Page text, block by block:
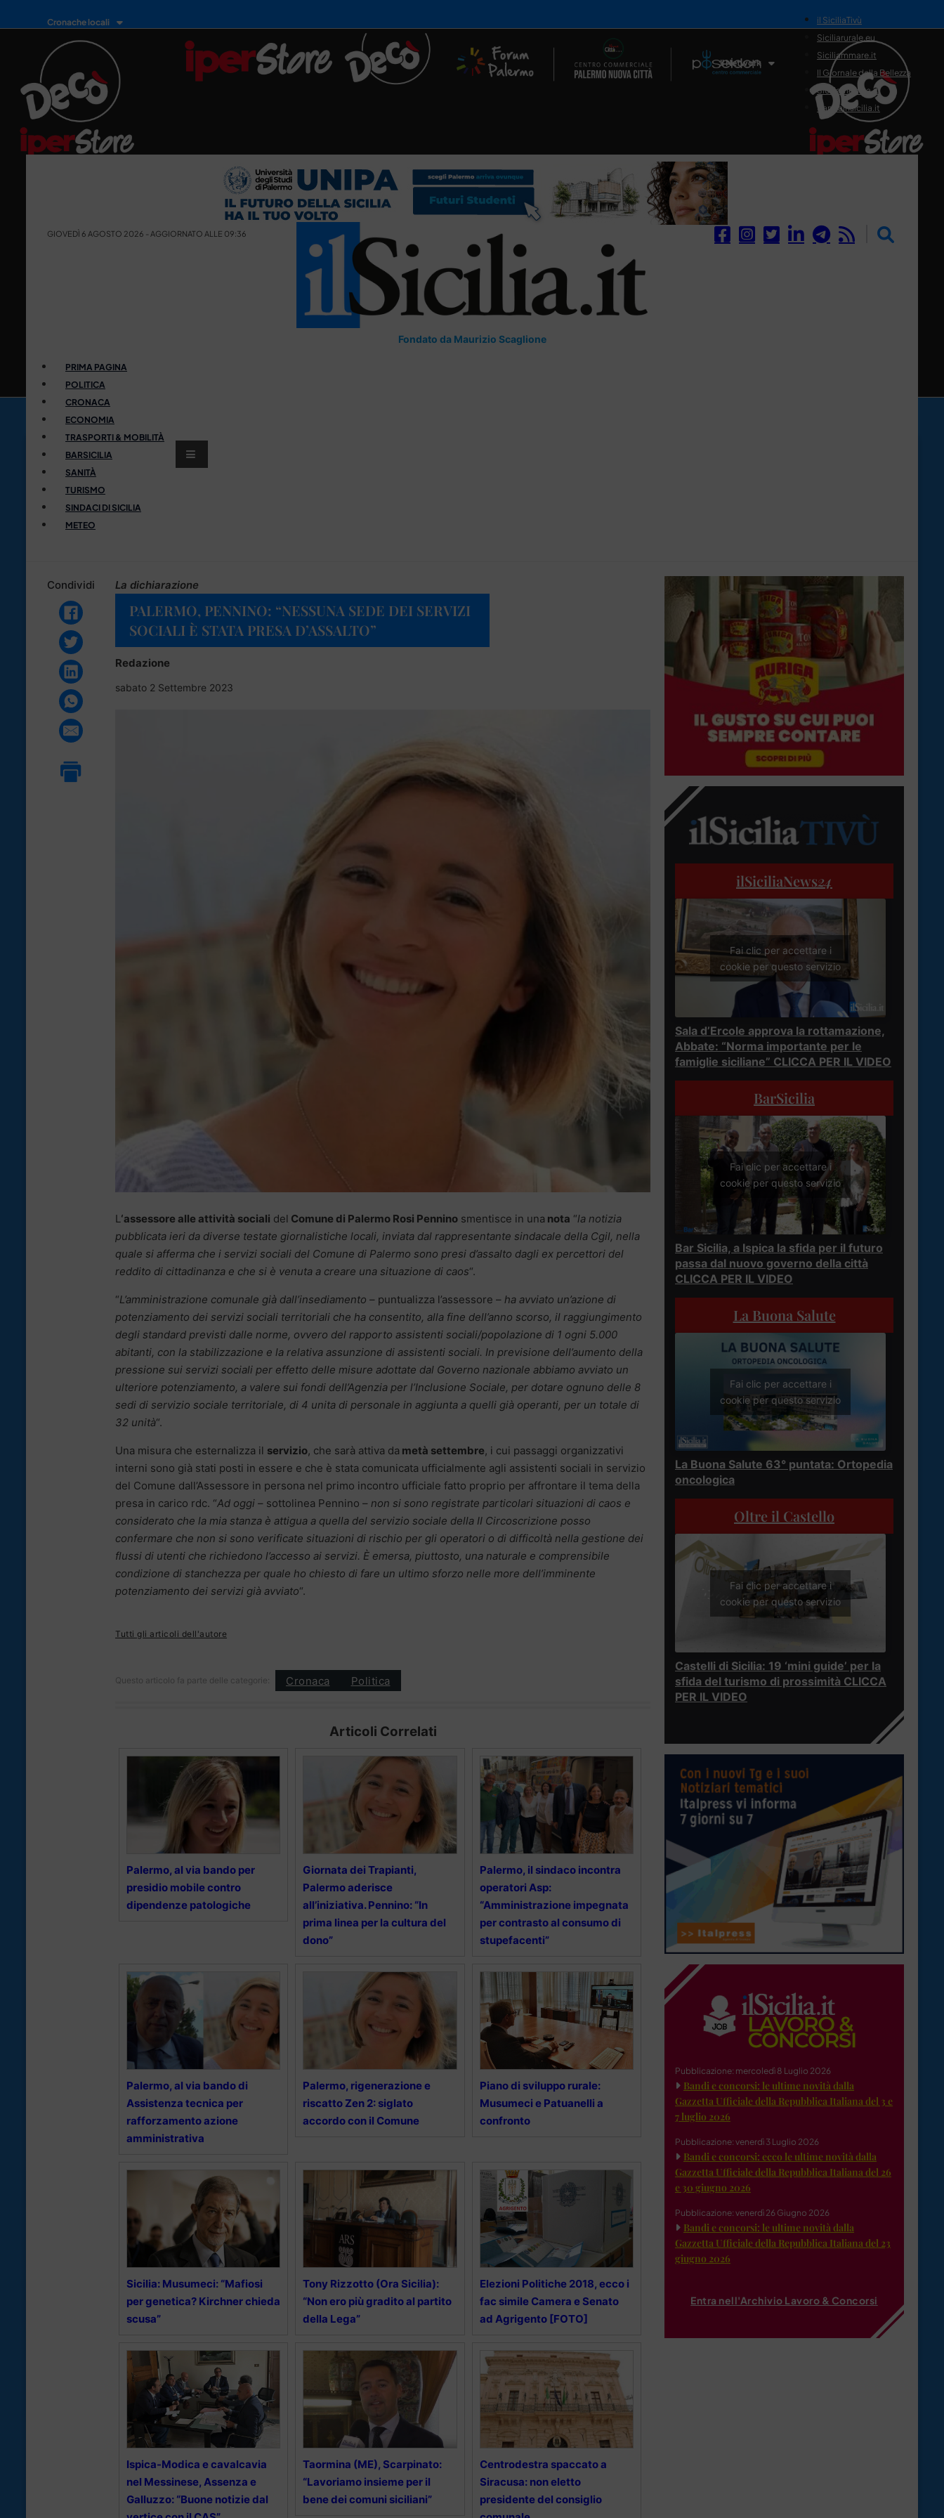
Cronache locali
Il Network
il SiciliaTivù
Siciliarurale.eu
Siciliammare.it
Il Giornale della Bellezza
Siciliamedica.it
Sanitainsicilia.it
GIOVEDÌ 6 AGOSTO 2026 - AGGIORNATO ALLE 09:36
Fondato da Maurizio Scaglione
PRIMA PAGINA
POLITICA
CRONACA
ECONOMIA
TRASPORTI & MOBILITÀ
BARSICILIA
SANITÀ
TURISMO
SINDACI DI SICILIA
METEO
Condividi La dichiarazione
PALERMO, PENNINO: “NESSUNA SEDE DEI SERVIZI
SOCIALI È STATA PRESA D’ASSALTO”
Redazione
sabato 2 Settembre 2023
L‘assessore alle attività sociali del Comune di Palermo Rosi Pennino smentisce in una nota “la notizia
pubblicata ieri da diverse testate giornalistiche locali, inviata dal rappresentante sindacale della Cgil, nella
quale si afferma che i servizi sociali del Comune di Palermo sono presi d’assalto dagli ex percettori del
reddito di cittadinanza e che si è venuta a creare una situazione di caos“.
“L’amministrazione comunale già dall’insediamento – puntualizza l’assessore – ha avviato un’azione di
potenziamento dei servizi sociali territoriali che ha consentito, alla fine dell’anno scorso, il raggiungimento
degli standard previsti dalle norme, ovvero del rapporto assistenti sociali/popolazione di 1 ogni 5.000
abitanti, con la stabilizzazione e la relativa assunzione di assistenti sociali. In previsione dell’aumento della
pressione sui servizi sociali per effetto delle misure adottate dal Governo nazionale abbiamo avviato un
ulteriore potenziamento, a valere sui fondi dell’Agenzia per l’Inclusione Sociale, per dotare ognuno delle 8
sedi di servizio sociale territoriale, di 4 unita di personale in aggiunta a quelli già operanti, per un totale di
32 unità“.
Una misura che esternalizza il servizio, che sarà attiva da metà settembre, i cui passaggi organizzativi
interni sono già stati posti in essere e che è stata comunicata ufficialmente agli assistenti sociali in servizio
del Comune dall’Assessore in persona nel primo incontro ufficiale fatto proprio per affrontare il tema della
presa in carico rdc. “Ad oggi – sottolinea Pennino – non si sono registrate particolari situazioni di caos e
considerato che la mia stanza è attigua a quella del servizio sociale della II Circoscrizione posso
confermare che non si sono verificate situazioni di rischio per gli operatori o di difficoltà nella gestione dei
flussi di utenti che richiedono l’accesso ai servizi. È emersa, piuttosto, una naturale e comprensibile
condizione di stanchezza per quale ho chiesto di fare un ultimo sforzo nelle more dell’imminente
potenziamento dei servizi già avviato“.
Tutti gli articoli dell'autore
Questo articolo fa parte delle categorie: Cronaca Politica
Articoli Correlati
Palermo, al via bando per
presidio mobile contro
dipendenze patologiche
Giornata dei Trapianti,
Palermo aderisce
all’iniziativa. Pennino: “In
prima linea per la cultura del
dono”
Palermo, il sindaco incontra
operatori Asp:
“Amministrazione impegnata
per contrasto al consumo di
stupefacenti”
Palermo, al via bando di
Assistenza tecnica per
rafforzamento azione
amministrativa
Palermo, rigenerazione e
riscatto Zen 2: siglato
accordo con il Comune
Piano di sviluppo rurale:
Musumeci e Patuanelli a
confronto
Sicilia: Musumeci: “Mafiosi
per genetica? Kirchner chieda
scusa”
Tony Rizzotto (Ora Sicilia):
“Non ero più gradito al partito
della Lega”
Elezioni Politiche 2018, ecco i
fac simile Camera e Senato
ad Agrigento [FOTO]
Ispica-Modica e cavalcavia
nel Messinese, Assenza e
Galluzzo: “Buone notizie dal
Taormina (ME), Scarpinato:
“Lavoriamo insieme per il
bene dei comuni siciliani”
Centrodestra spaccato a
Siracusa: non eletto
presidente del consiglio
ilSiciliaNews24
Fai clic per accettare i
cookie per questo servizio
Sala d’Ercole approva la rottamazione,
Abbate: “Norma importante per le
famiglie siciliane” CLICCA PER IL VIDEO
BarSicilia
Fai clic per accettare i
cookie per questo servizio
Bar Sicilia, a Ispica la sfida per il futuro
passa dal nuovo governo della città
CLICCA PER IL VIDEO
La Buona Salute
Fai clic per accettare i
cookie per questo servizio
La Buona Salute 63° puntata: Ortopedia
oncologica
Oltre il Castello
Fai clic per accettare i
cookie per questo servizio
Castelli di Sicilia: 19 ‘mini guide’ per la
sfida del turismo di prossimità CLICCA
PER IL VIDEO
Pubblicazione: mercoledì 8 Luglio 2026
Bandi e concorsi: le ultime novità dalla
Gazzetta Ufficiale della Repubblica Italiana del 3 e
7 luglio 2026
Pubblicazione: venerdì 3 Luglio 2026
Bandi e concorsi: ecco le ultime novità dalla
Gazzetta Ufficiale della Repubblica Italiana del 26
e 30 giugno 2026
Pubblicazione: venerdì 26 Giugno 2026
Bandi e concorsi: le ultime novità dalla
Gazzetta Ufficiale della Repubblica Italiana del 23
giugno 2026
Entra nell'Archivio Lavoro & Concorsi